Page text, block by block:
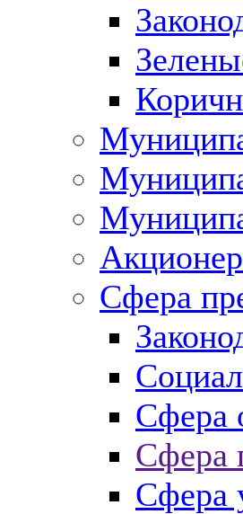
Сфера
Сфера
Сфера
Сфера